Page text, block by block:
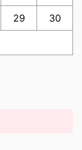
29 30